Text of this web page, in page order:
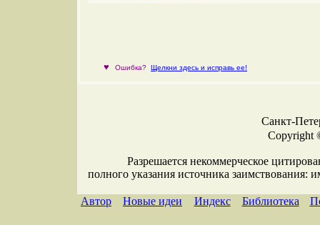
♥ Ошибка? Щелкни здесь и исправь ее!
Санкт-
Copyright
Разрешается некоммерческое
полного указания источника заимствования:
Автор Новые идеи Индекс Библиотека